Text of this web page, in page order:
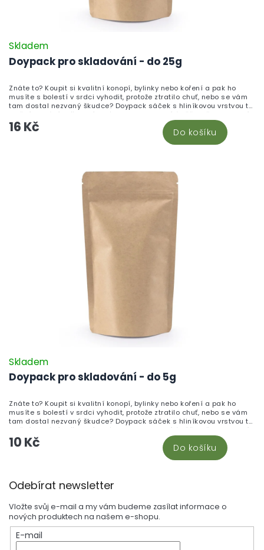
Doypack pro skladování - do 25g
Skladem
16 Kč Do košíku
Znáte to? Koupit si kvalitní konopí, bylinky nebo koření a pak ho
musíte s bolestí v srdci vyhodit, protože ztratilo chuť, nebo se vám
tam dostal nezvaný škudce? Doypack sáček s hliníkovou vrstvou to
změní! Chrání vaše oblíbené produkty jako bílá věž – před vlhkostí,
světlem i vzduchem. ZIP uzávěr, snadné otevření... a hlavně?
Vaše květy a sušené produkty zůstávají čerstvé mnohem déle! To je
pocit, co chcete! Tento doypack je ideální pro skladování až 25 g
Doypack pro skladování - do 5g
Skladem
10 Kč Do košíku
Znáte to? Koupit si kvalitní konopí, bylinky nebo koření a pak ho
musíte s bolestí v srdci vyhodit, protože ztratilo chuť, nebo se vám
tam dostal nezvaný škudce? Doypack sáček s hliníkovou vrstvou to
změní! Chrání vaše oblíbené produkty jako bílá věž – před vlhkostí,
světlem i vzduchem. ZIP uzávěr, snadné otevření... a hlavně?
Vaše květy a sušené produkty zůstávají čerstvé mnohem déle! To je
pocit, co chcete! Tento doypack je ideální pro skladování až 5 g
Odebírat newsletter
Vložte svůj e-mail a my vám budeme zasílat informace o
nových produktech na našem e-shopu.
E-mail